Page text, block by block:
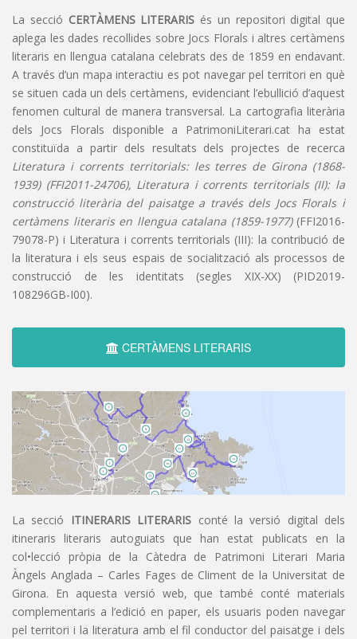
La secció CERTÀMENS LITERARIS és un repositori digital que
aplega les dades recollides sobre Jocs Florals i altres certàmens
literaris en llengua catalana celebrats des de 1859 en endavant.
A través d’un mapa interactiu es pot navegar pel territori en què
se situen cada un dels certàmens, evidenciant l’ebullició d’aquest
fenomen cultural de manera transversal. La cartografia literària
dels Jocs Florals disponible a PatrimoniLiterari.cat ha estat
constituïda a partir dels resultats dels projectes de recerca
Literatura i corrents territorials: les terres de Girona (1868-
1939) (FFI2011-24706), Literatura i corrents territorials (II): la
construcció literària del paisatge a través dels Jocs Florals i
certàmens literaris en llengua catalana (1859-1977)(FFI2016-
79078-P) i Literatura i corrents territorials (III): la contribució de
la literatura i els seus espais de socialització als processos de
construcció de les identitats (segles XIX-XX) (PID2019-
108296GB-I00).
CERTÀMENS LITERARIS
La secció ITINERARIS LITERARIS conté la versió digital dels
itineraris literaris autoguiats que han estat publicats en la
col•lecció pròpia de la Càtedra de Patrimoni Literari Maria
Àngels Anglada – Carles Fages de Climent de la Universitat de
Girona. En aquesta versió web, que també conté materials
complementaris a l’edició en paper, els usuaris poden navegar
pel territori i la literatura amb el fil conductor del paisatge i dels